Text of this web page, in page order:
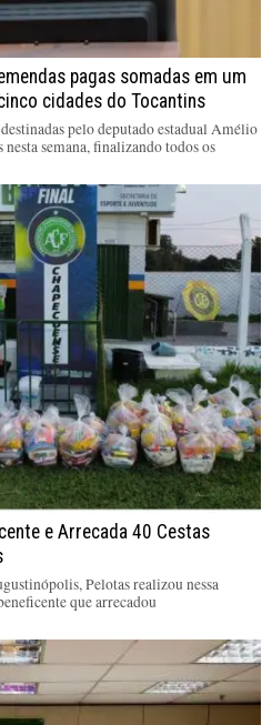
pagas somadas em um
cidades do Tocantins
pelo deputado estadual Amélio
semana, finalizando todos os
e Arrecada 40 Cestas
Pelotas realizou nessa
que arrecadou